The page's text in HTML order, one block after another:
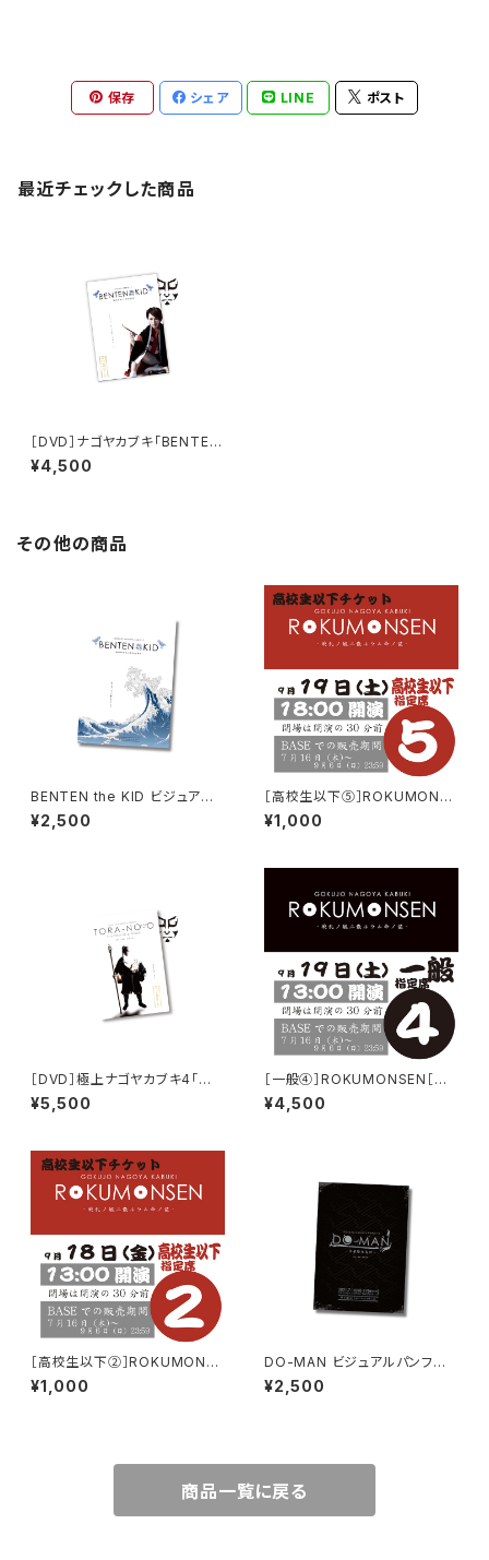
保存 シェア LINE ポスト
最近チェックした商品
［DVD］ナゴヤカブキ「BENTEN
the KID -御存知弁天小僧白波
事始-」
¥4,500
その他の商品
BENTEN the KID ビジュアル
パンフレット
¥2,500
［高校生以下⑤］ROKUMONSE
N［土夜］
¥1,000
［DVD］極上ナゴヤカブキ4「虎
の尾 -YOSHITSUNE & BENK
EI-」
¥5,500
［一般④］ROKUMONSEN［土
昼］
¥4,500
［高校生以下②］ROKUMONSE
N［金昼］
¥1,000
DO-MAN ビジュアルパンフレッ
ト
¥2,500
商品一覧に戻る